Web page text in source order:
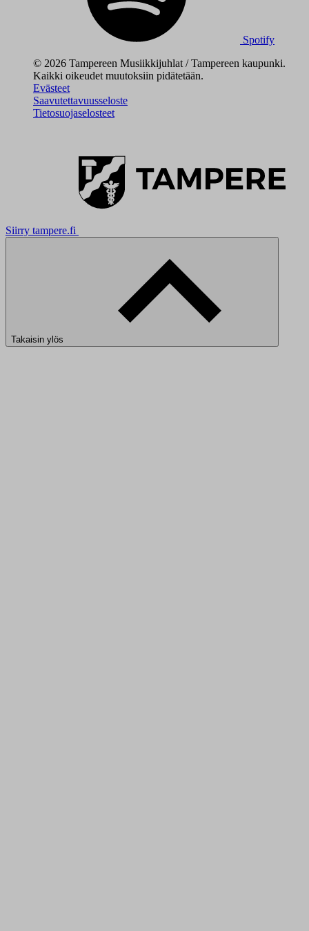
Spotify
© 2026 Tampereen Musiikkijuhlat / Tampereen kaupunki.
Kaikki oikeudet muutoksiin pidätetään.
Evästeet
Saavutettavuusseloste
Tietosuojaselosteet
Siirry tampere.fi
Takaisin ylös